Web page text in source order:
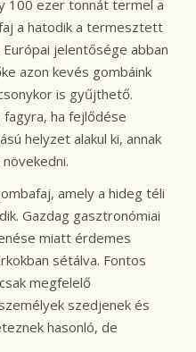
100 ezer tonnát termel a
a hatodik a termesztett
jelentősége abban
azon kevés gombáink
is gyűjthető.
ha fejlődése
helyzet alakul ki, annak
amely a hideg téli
Gazdag gasztronómiai
miatt érdemes
sétálva. Fontos
megfelelő
szedjenek és
hasonló, de